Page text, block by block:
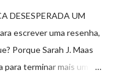
DESESPERADA UM
escrever uma resenha,
Porque Sarah J. Maas
terminar mais um